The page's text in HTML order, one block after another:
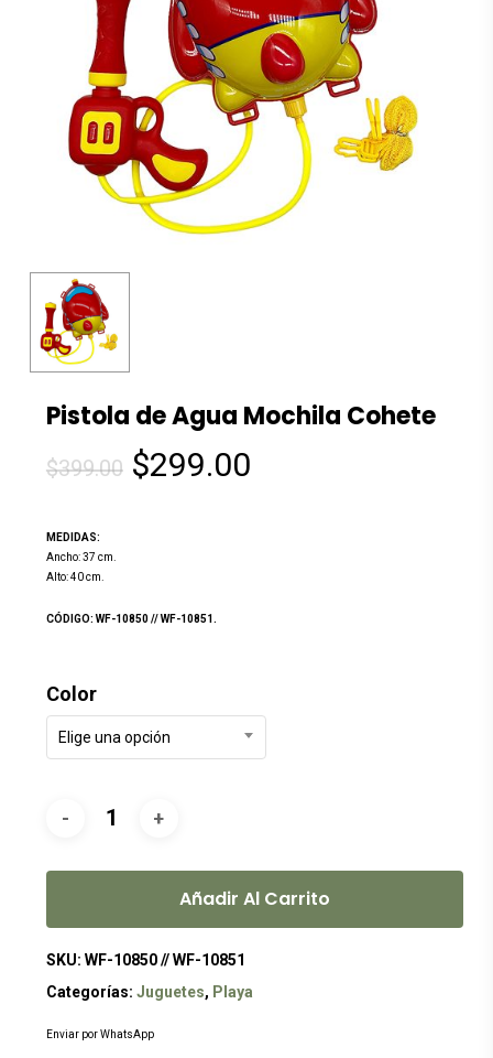
Pistola de Agua Mochila Cohete
$399.00 El
$299.00El
MEDIDAS:
Ancho: 37 cm.
Alto: 40 cm.
CÓDIGO: WF-10850 // WF-10851.
Color
Elige una opción
Añadir Al Carrito
SKU: WF-10850 // WF-10851
Categorías: Juguetes, Playa
Enviar por WhatsApp